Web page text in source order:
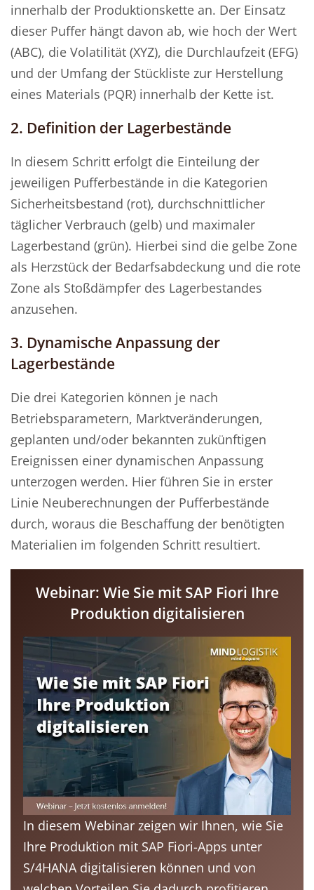
innerhalb der Produktionskette an. Der Einsatz
dieser Puffer hängt davon ab, wie hoch der Wert
(ABC), die Volatilität (XYZ), die Durchlaufzeit (EFG)
und der Umfang der Stückliste zur Herstellung
eines Materials (PQR) innerhalb der Kette ist.
2. Definition der Lagerbestände
In diesem Schritt erfolgt die Einteilung der
jeweiligen Pufferbestände in die Kategorien
Sicherheitsbestand (rot), durchschnittlicher
täglicher Verbrauch (gelb) und maximaler
Lagerbestand (grün). Hierbei sind die gelbe Zone
als Herzstück der Bedarfsabdeckung und die rote
Zone als Stoßdämpfer des Lagerbestandes
anzusehen.
3. Dynamische Anpassung der
Lagerbestände
Die drei Kategorien können je nach
Betriebsparametern, Marktveränderungen,
geplanten und/oder bekannten zukünftigen
Ereignissen einer dynamischen Anpassung
unterzogen werden. Hier führen Sie in erster
Linie Neuberechnungen der Pufferbestände
durch, woraus die Beschaffung der benötigten
Materialien im folgenden Schritt resultiert.
Webinar: Wie Sie mit SAP Fiori Ihre
Produktion digitalisieren
In diesem Webinar zeigen wir Ihnen, wie Sie
Ihre Produktion mit SAP Fiori-Apps unter
S/4HANA digitalisieren können und von